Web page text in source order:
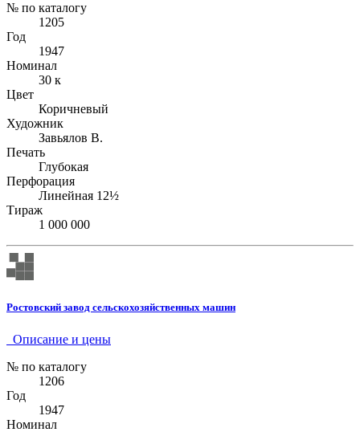
№ по каталогу
1205
Год
1947
Номинал
30 к
Цвет
Коричневый
Художник
Завьялов В.
Печать
Глубокая
Перфорация
Линейная 12½
Тираж
1 000 000
Ростовский завод сельскохозяйственных машин
Описание и цены
№ по каталогу
1206
Год
1947
Номинал